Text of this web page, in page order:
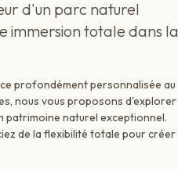
d'un parc naturel
immersion totale dans la
profondément personnalisée au
nous vous proposons d'explorer
patrimoine naturel exceptionnel.
de la flexibilité totale pour créer